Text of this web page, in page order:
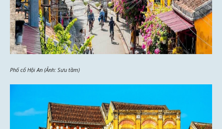
Phố cổ Hội An (Ảnh: Sưu tầm)